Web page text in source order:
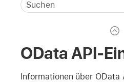
OData API-
Informationen über